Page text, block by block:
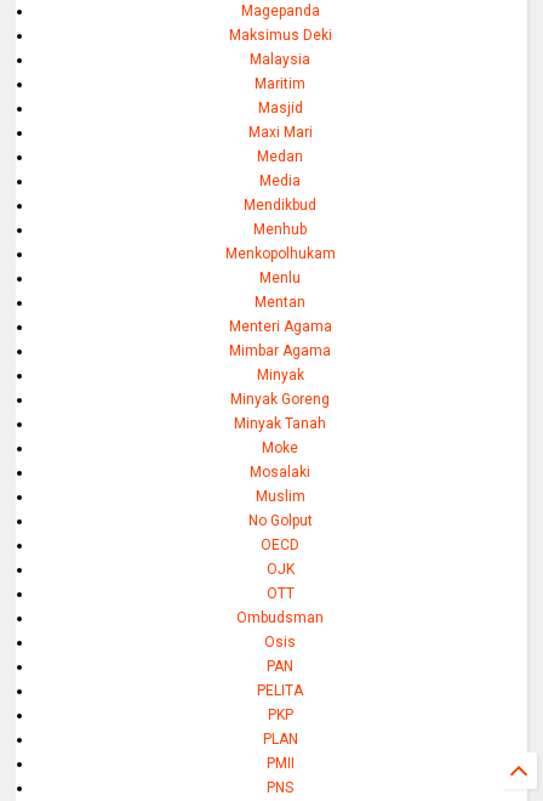
Magepanda
Maksimus Deki
Malaysia
Maritim
Masjid
Maxi Mari
Medan
Media
Mendikbud
Menhub
Menkopolhukam
Menlu
Mentan
Menteri Agama
Mimbar Agama
Minyak
Minyak Goreng
Minyak Tanah
Moke
Mosalaki
Muslim
No Golput
OECD
OJK
OTT
Ombudsman
Osis
PAN
PELITA
PKP
PLAN
PMII
PNS